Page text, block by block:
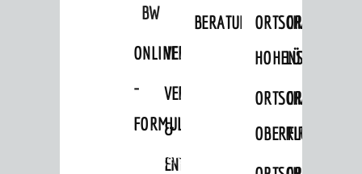
BW
ONLINE
-
FORMULARE
VERFAHRENSBESCHREIBUNG
VERSORGUNG
&
ENTSORGUNG
BERATUNGSERGEBNISSE
ORTSCHAFTSRAT
HOHENSACHSEN
ORTSCHAFTSRAT
Bürgerservice